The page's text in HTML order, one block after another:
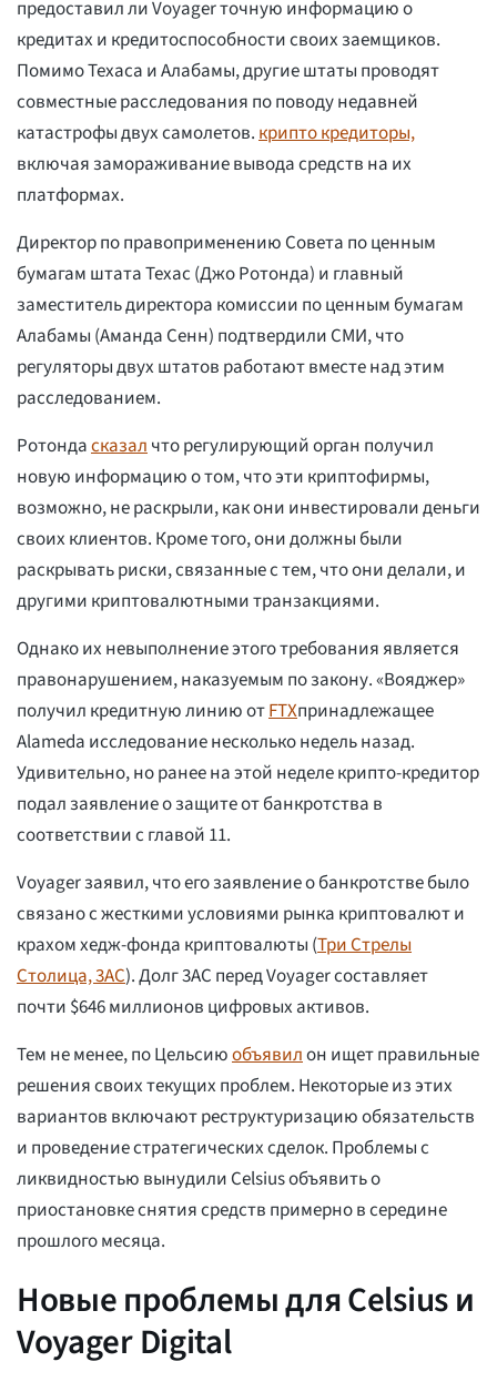
предоставил ли Voyager точную информацию о
кредитах и кредитоспособности своих заемщиков.
Помимо Техаса и Алабамы, другие штаты проводят
совместные расследования по поводу недавней
катастрофы двух самолетов.крипто кредиторы,
включая замораживание вывода средств на их
платформах.
Директор по правоприменению Совета по ценным
бумагам штата Техас (Джо Ротонда) и главный
заместитель директора комиссии по ценным бумагам
Алабамы (Аманда Сенн) подтвердили СМИ, что
регуляторы двух штатов работают вместе над этим
расследованием.
Ротондасказалчто регулирующий орган получил
новую информацию о том, что эти криптофирмы,
возможно, не раскрыли, как они инвестировали деньги
своих клиентов. Кроме того, они должны были
раскрывать риски, связанные с тем, что они делали, и
другими криптовалютными транзакциями.
Однако их невыполнение этого требования является
правонарушением, наказуемым по закону. «Вояджер»
получил кредитную линию отFTXпринадлежащее
Alameda исследование несколько недель назад.
Удивительно, но ранее на этой неделе крипто-кредитор
подал заявление о защите от банкротства в
соответствии с главой 11.
Voyager заявил, что его заявление о банкротстве было
связано с жесткими условиями рынка криптовалют и
крахом хедж-фонда криптовалюты (Три Стрелы
Столица, 3AC). Долг 3AC перед Voyager составляет
почти $646 миллионов цифровых активов.
Тем не менее, по Цельсиюобъявилон ищет правильные
решения своих текущих проблем. Некоторые из этих
вариантов включают реструктуризацию обязательств
и проведение стратегических сделок. Проблемы с
ликвидностью вынудили Celsius объявить о
приостановке снятия средств примерно в середине
прошлого месяца.
Новые проблемы для Celsius и
Voyager Digital